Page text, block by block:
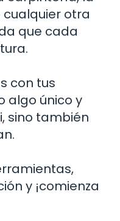
otra
que cada
con tus
algo único y
sino también
y ¡comienza